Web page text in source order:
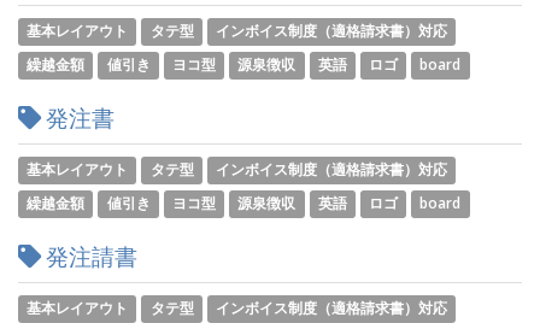
基本レイアウト タテ型
インボイス制度（適格請求書）対応
繰越金額
値引き ヨコ型 源泉徴収 英語 ロゴ board
発注書
基本レイアウト タテ型
インボイス制度（適格請求書）対応
繰越金額
値引き ヨコ型 源泉徴収 英語 ロゴ board
発注請書
基本レイアウト タテ型
インボイス制度（適格請求書）対応